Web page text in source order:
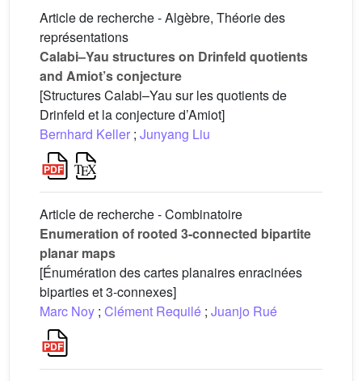
Article de recherche - Algèbre, Théorie des
représentations
Calabi–Yau structures on Drinfeld quotients
and Amiot’s conjecture
[Structures Calabi–Yau sur les quotients de
Drinfeld et la conjecture d’Amiot]
Bernhard Keller ; Junyang Liu
Article de recherche - Combinatoire
Enumeration of rooted 3-connected bipartite
planar maps
[Énumération des cartes planaires enracinées
biparties et 3-connexes]
Marc Noy ; Clément Requilé ; Juanjo Rué